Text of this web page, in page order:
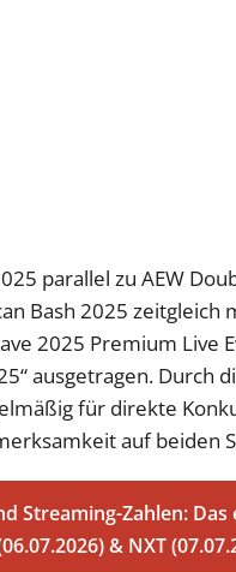
parallel zu AEW
Bash 2025 zeitgleich
2025 Premium Live
ausgetragen. Durch
für direkte
auf beiden
Streaming-Zahlen:
& NXT